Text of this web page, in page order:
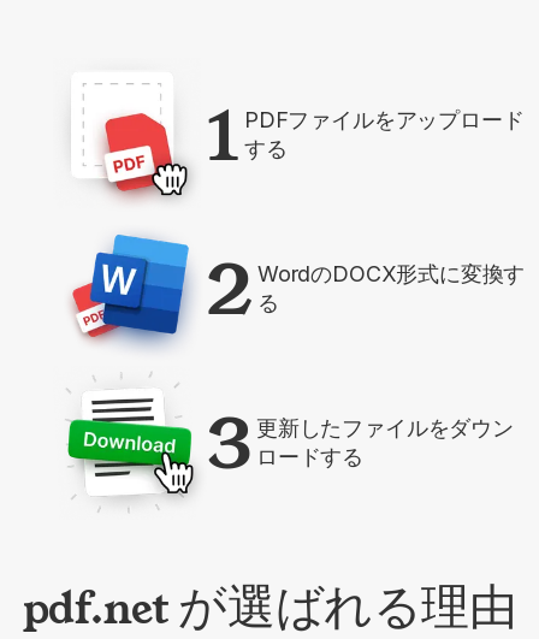
1 PDFファイルをアップロード
する
2 WordのDOCX形式に変換す
る
3 更新したファイルをダウン
ロードする
pdf.net が選ばれる理由